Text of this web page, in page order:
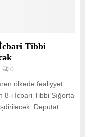
Tibbi
0
ölkədə fəaliyyət
8-i İcbari Tibbi Sığorta
Deputat